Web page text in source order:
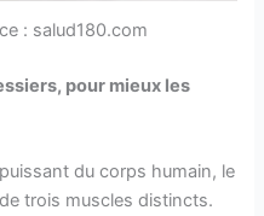
: salud180.com
pour mieux les
du corps humain, le
trois muscles distincts.